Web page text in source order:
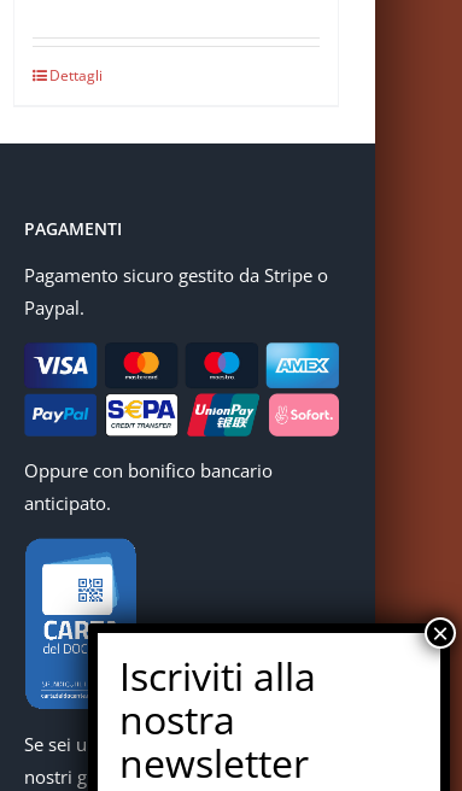
Dettagli
PAGAMENTI
Pagamento sicuro gestito da Stripe o
Paypal.
Oppure con bonifico bancario
anticipato.
Se sei un docente puoi acquistare i
nostri giochi con la carta del docente.